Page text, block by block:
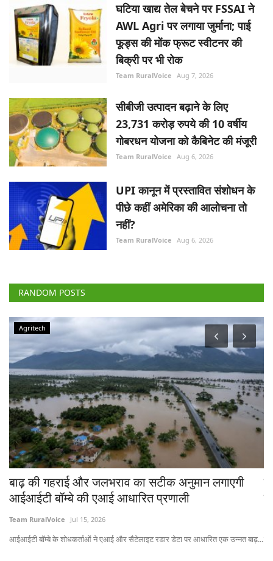
घटिया खाद्य तेल बेचने पर FSSAI ने
AWL Agri पर लगाया जुर्माना; पाई
फूड्स की मोंक फ्रूट स्वीटनर की
बिक्री पर भी रोक
Team RuralVoice Aug 7, 2026
सीबीजी उत्पादन बढ़ाने के लिए
23,731 करोड़ रुपये की 10 वर्षीय
गोबरधन योजना को कैबिनेट की मंजूरी
Team RuralVoice Aug 6, 2026
UPI कानून में प्रस्तावित संशोधन के
पीछे कहीं अमेरिका की आलोचना तो
नहीं?
Team RuralVoice Aug 6, 2026
RANDOM POSTS
Agritech
बाढ़ की गहराई और जलभराव का सटीक अनुमान लगाएगी
आईआईटी बॉम्बे की एआई आधारित प्रणाली
Team RuralVoice Jul 15, 2026
आईआईटी बॉम्बे के शोधकर्ताओं ने एआई और सैटेलाइट रडार डेटा पर आधारित एक उन्नत बाढ़...